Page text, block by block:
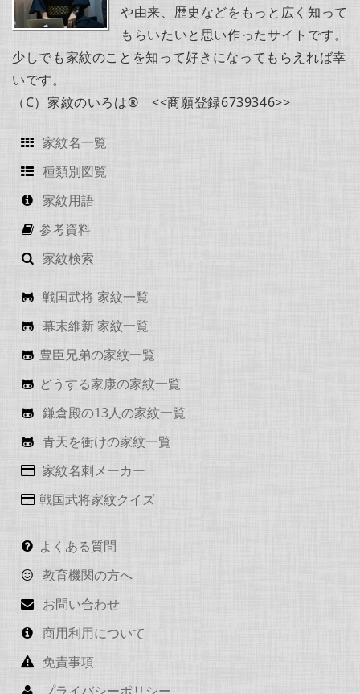
や由来、歴史などをもっと広く知って
もらいたいと思い作ったサイトです。
少しでも家紋のことを知って好きになってもらえれば幸
いです。
（C）家紋のいろは® <<商願登録6739346>>
家紋名一覧
種類別図覧
家紋用語
参考資料
家紋検索
戦国武将 家紋一覧
幕末維新 家紋一覧
豊臣兄弟の家紋一覧
どうする家康の家紋一覧
鎌倉殿の13人の家紋一覧
青天を衝けの家紋一覧
家紋名刺メーカー
戦国武将家紋クイズ
よくある質問
教育機関の方へ
お問い合わせ
商用利用について
免責事項